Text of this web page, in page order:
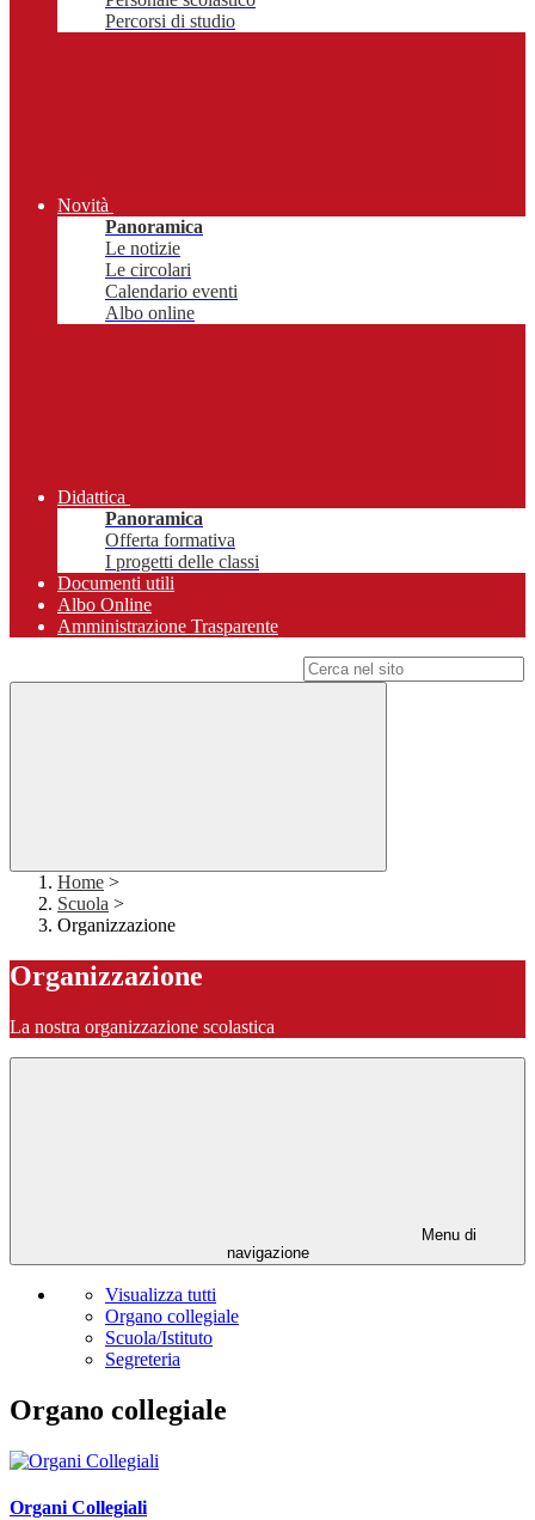
Percorsi di studio
Novità
Panoramica
Le notizie
Le circolari
Calendario eventi
Albo online
Didattica
Panoramica
Offerta formativa
I progetti delle classi
Documenti utili
Albo Online
Amministrazione Trasparente
Home >
Scuola >
Organizzazione
Organizzazione
La nostra organizzazione scolastica
Menu di
navigazione
Visualizza tutti
Organo collegiale
Scuola/Istituto
Segreteria
Organo collegiale
Organi Collegiali